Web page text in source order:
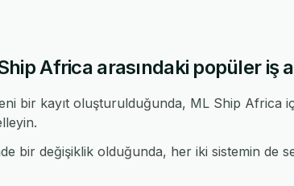
Africa arasındaki popüler iş
bir kayıt oluşturulduğunda, ML Ship Africa
bir değişiklik olduğunda, her iki sistemin de